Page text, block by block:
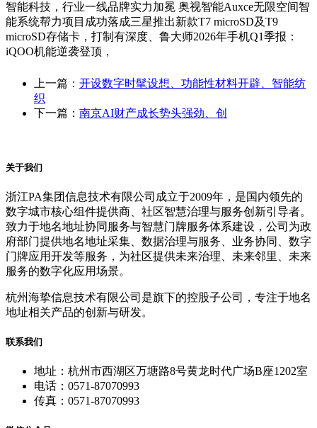
智能科技，行业一线品牌实力加冕 奥视智能Auxce无限空间智
能系统帮力项目成功落成三星推出新款T7 microSD及T9
microSD存储卡，打制有深度、鲁大师2026年手机Q1季报：
iQOO机能逆袭登顶，
上一篇： 开设数字时髦设想、功能性材料开辟、智能纺
织
下一篇： 南京AI财产成长势头强劲、创
关于我们
浙江PA集团信息技术有限公司成立于2009年，是国内领先的
数字城市核心组件提供商、社区智慧治理与服务创新引导者。
致力于地名地址协同服务与智慧门牌服务体系建设，公司为政
府部门提供地名地址采集、数据治理与服务、业务协同、数字
门牌应用开发等服务，为社区提供未来治理、未来邻里、未来
服务的数字化应用场景。
杭州海挚信息技术有限公司是旗下的控股子公司，专注于地名
地址相关产品的创新与研发。
联系我们
地址：杭州市西湖区万塘路8号黄龙时代广场B座1202室
电话：0571-87070993
传真：0571-87070993